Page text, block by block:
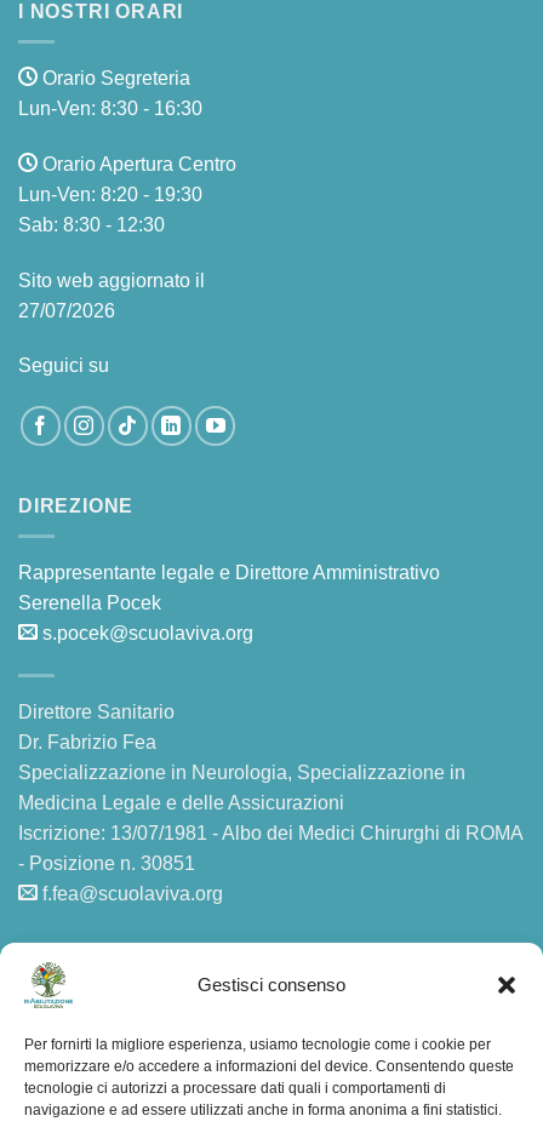
Gestisci consenso
Per fornirti la migliore esperienza, usiamo tecnologie come i cookie per
memorizzare e/o accedere a informazioni del device. Consentendo queste
tecnologie ci autorizzi a processare dati quali i comportamenti di
navigazione e ad essere utilizzati anche in forma anonima a fini statistici.
I NOSTRI ORARI
Orario Segreteria
Lun-Ven: 8:30 - 16:30
Orario Apertura Centro
Lun-Ven: 8:20 - 19:30
Sab: 8:30 - 12:30
Sito web aggiornato il
27/07/2026
Seguici su
DIREZIONE
Rappresentante legale e Direttore Amministrativo
Serenella Pocek
s.pocek@scuolaviva.org
Direttore Sanitario
Dr. Fabrizio Fea
Specializzazione in Neurologia, Specializzazione in
Medicina Legale e delle Assicurazioni
Iscrizione: 13/07/1981 - Albo dei Medici Chirurghi di ROMA
- Posizione n. 30851
f.fea@scuolaviva.org
AMMINISTRAZIONE TRASPARENTE
F.A.Q.